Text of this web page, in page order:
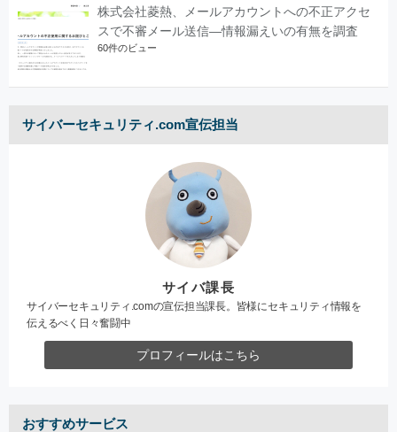
株式会社菱熱、メールアカウントへの不正アクセ
スで不審メール送信―情報漏えいの有無を調査
60件のビュー
サイバーセキュリティ.com宣伝担当
サイバ課長
サイバーセキュリティ.comの宣伝担当課長。皆様にセキュリティ情報を
伝えるべく日々奮闘中
プロフィールはこちら
おすすめサービス